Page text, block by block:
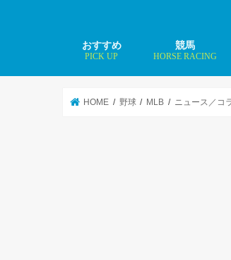
おすすめ
PICK UP
競馬
HORSE RACING
HOME 野球 MLB ニュース／コ